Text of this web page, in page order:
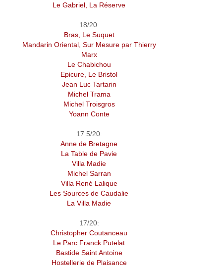
Le Gabriel, La Réserve
18/20:
Bras, Le Suquet
Mandarin Oriental, Sur Mesure par Thierry
Marx
Le Chabichou
Epicure, Le Bristol
Jean Luc Tartarin
Michel Trama
Michel Troisgros
Yoann Conte
17.5/20:
Anne de Bretagne
La Table de Pavie
Villa Madie
Michel Sarran
Villa René Lalique
Les Sources de Caudalie
La Villa Madie
17/20:
Christopher Coutanceau
Le Parc Franck Putelat
Bastide Saint Antoine
Hostellerie de Plaisance